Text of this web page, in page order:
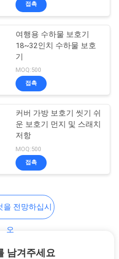
가방
가방
경우
접촉
여행용 수하물 보호기
18~32인치 수하물 보호
기
MOQ:500
접촉
커버 가방 보호기 씻기 쉬
운 보호기 먼지 및 스래치
저항
MOQ:500
접촉
을 전망하십시
오
남겨주세요